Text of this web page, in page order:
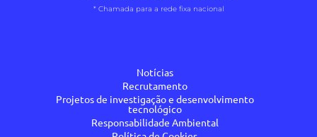
* Chamada para a rede fixa nacional
Notícias
Recrutamento
Projetos de investigação e desenvolvimento
tecnológico
Responsabilidade Ambiental